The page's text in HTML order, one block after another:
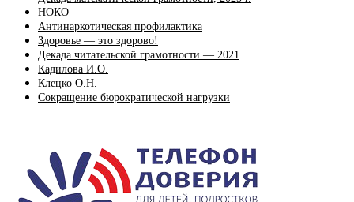
НОКО
Антинаркотическая профилактика
Здоровье — это здорово!
Декада читательской грамотности — 2021
Кадилова И.О.
Клецко О.Н.
Сокращение бюрократической нагрузки